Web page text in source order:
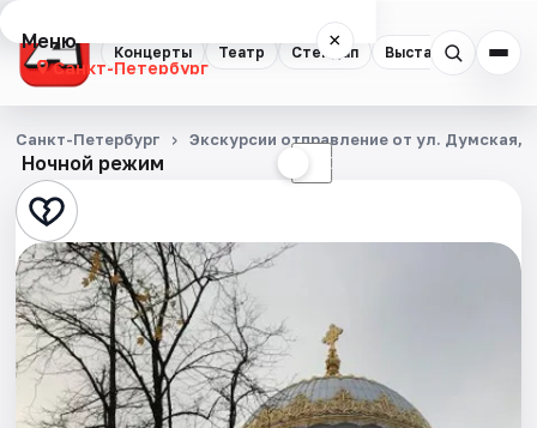
Концерты Театр Стендап Выставки
Меню ×
Санкт-Петербург
Концерты
Театр
Стендап
Выставки
Квесты
Экскурсии
Ночной режим ☾
Санкт-Петербург Экскурсии отправление от ул. Думская,